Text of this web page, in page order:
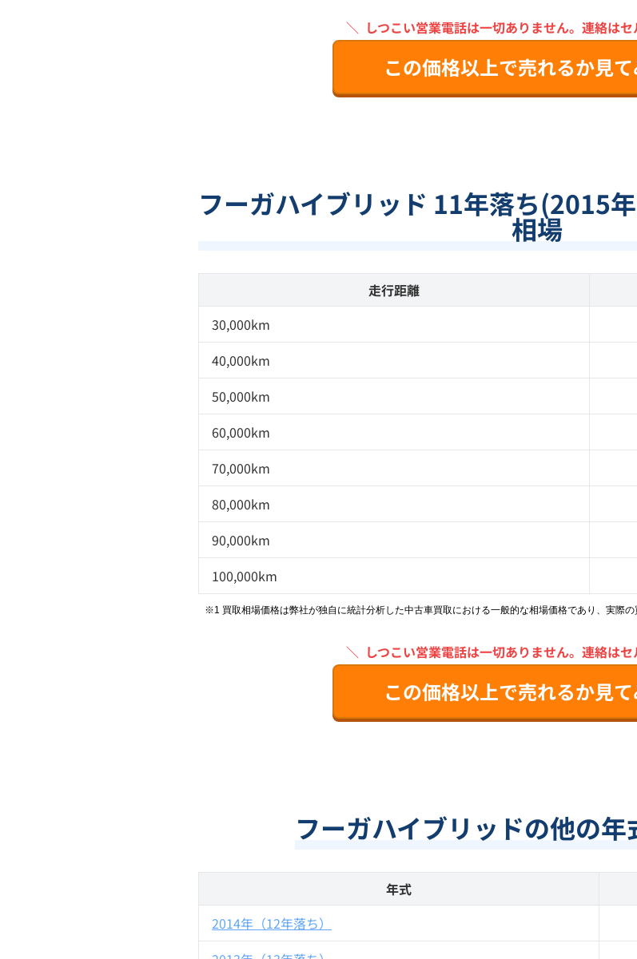
＼ しつこい営業電話は一切ありません。 連絡は
この価格以上で売れるか見
フーガハイブリッド 11年落ち(2015
相場
走行距離
30,000km
40,000km
50,000km
60,000km
70,000km
80,000km
90,000km
100,000km
※1 買取相場価格は弊社が独自に統計分析した中古車買取における一般的な相場価格であり、実際の
＼ しつこい営業電話は一切ありません。 連絡は
この価格以上で売れるか見
フーガハイブリッドの他の
年式
2014年（12年落ち）